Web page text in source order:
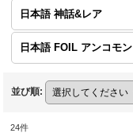
日本語 神話&レア
日本語 FOIL アンコモン
並び順:
24件